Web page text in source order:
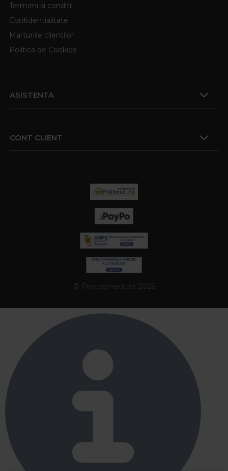
Termeni si conditii
Confidentialitate
Marturiile clientilor
Politica de Cookies
ASISTENTA
CONT CLIENT
© Procosmetic.ro 2026